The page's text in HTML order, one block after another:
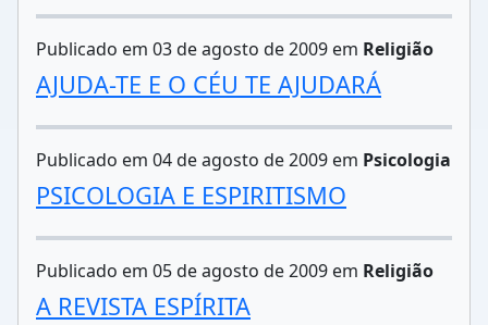
Publicado em 03 de agosto de 2009 em Religião
AJUDA-TE E O CÉU TE AJUDARÁ
Publicado em 04 de agosto de 2009 em Psicologia
PSICOLOGIA E ESPIRITISMO
Publicado em 05 de agosto de 2009 em Religião
A REVISTA ESPÍRITA